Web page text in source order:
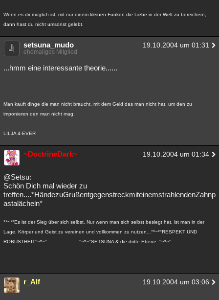
Wenn es dir möglich ist, mit nur einem kleinen Funken die Liebe in der Welt zu bereichern,
dann hast du nicht umsonst gelebt.
setsuna_mudo 19.10.2004 um 01:31
ehemaliges Mitglied
...hmm eine interessante theorie......
Man kauft dinge die man nicht braucht, mit dem Geld das man nicht hat, um den zu
imponieren den man nicht mag.
LILJA 4-EVER
~DoctrineDark~ 19.10.2004 um 01:34
@Setsu:
Schön Dich mal wieder zu
treffen....*HändezuGrußentgegenstreckmiteinemstrahlendenZahnp
astalächeln*
°*~*°Es ist der Sieg über sich selbst. Nur wenn man sich selbst besiegt hat, ist man in der
Lage, Körper und Geist zu vereinen und vollkommen zu nutzen...°*~*°RESPEKT UND
ROBUSTHEIT°~*~°......................°~*~°SETSUNA & die dritte Ebene..°~*~°....
r_Alf 19.10.2004 um 03:06